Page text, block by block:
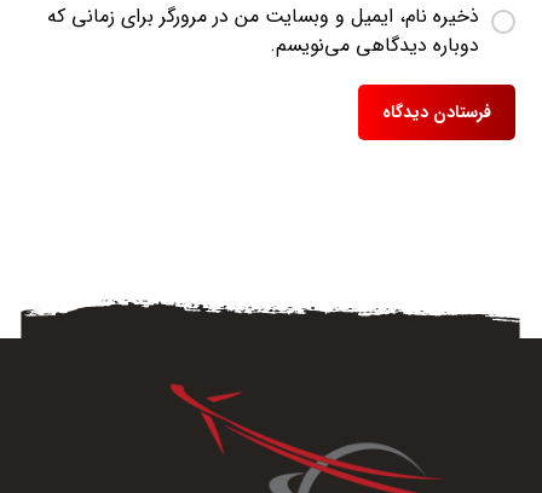
ذخیره نام، ایمیل و وبسایت من در مرورگر برای زمانی که
دوباره دیدگاهی می‌نویسم.